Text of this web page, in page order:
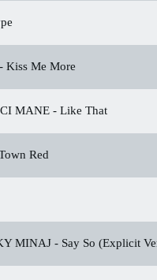
Kiss Me More
MANE - Like That
Red
MINAJ - Say So (Explicit